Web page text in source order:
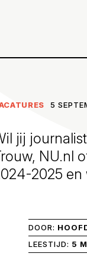
5
jij
NU.nl
2025
DOOR:
LEESTIJD: 5